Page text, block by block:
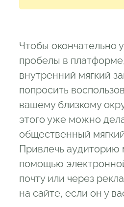
Чтобы окончательно
пробелы в
внутренний мягкий
попросить
вашему близкому
этого уже можно
общественный
Привлечь
помощью
почту или через
на сайте, если он у